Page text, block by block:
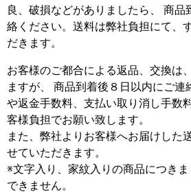
良、破損などがありましたら、 商品
絡ください。送料は弊社負担にて、
だきます。
お客様のご都合による返品、交換は
ますが、
商品到着後８日以内にご連
や返金手数料、支払い取り消し手数
客様負担でお願い致します。
また、弊社よりお客様へお届けした
せていただきます。
※文字入り、家紋入りの商品につき
できません。